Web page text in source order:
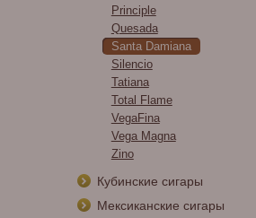
Principle
Quesada
Santa Damiana
Silencio
Tatiana
Total Flame
VegaFina
Vega Magna
Zino
Кубинские сигары
Мексиканские сигары